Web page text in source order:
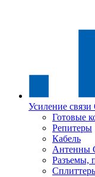
Усиление
Готовые
Репитеры
Кабель
Антенны
Разъемы,